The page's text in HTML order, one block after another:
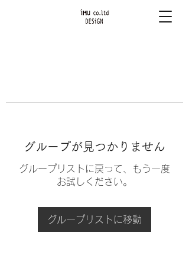
グループが見つかりません
グループリストに戻って、もう一度
お試しください。
グループリストに移動